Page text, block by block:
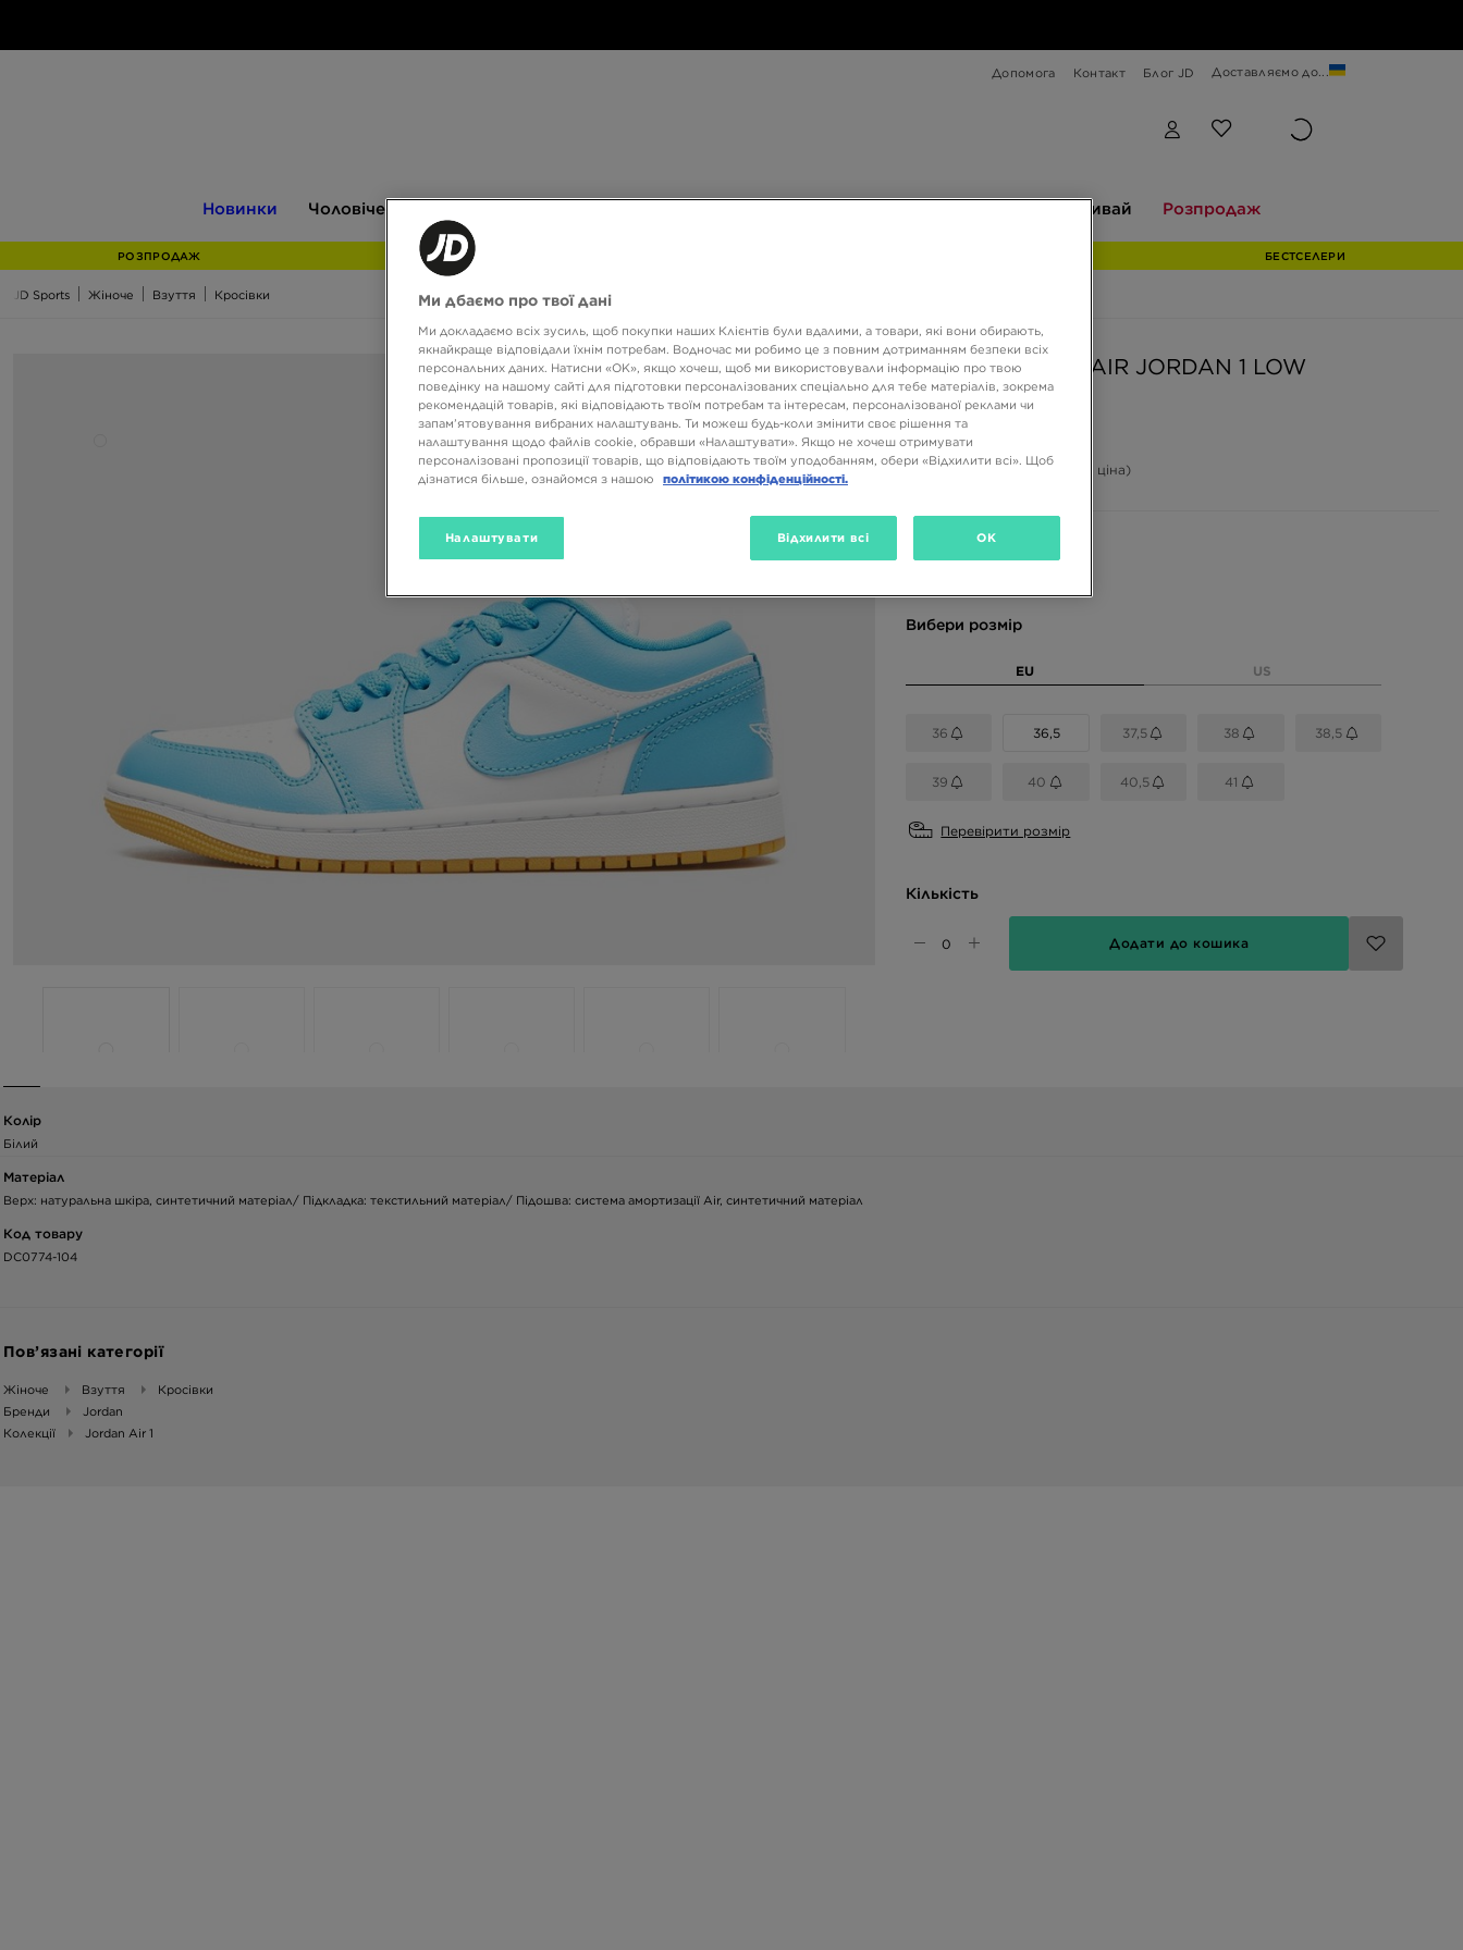
Допомога Контакт Блог JD Доставляємо до...
Новинки Чоловіче Відкривай Розпродаж
РОЗПРОДАЖ БЕСТСЕЛЕРИ
JD Sports Жіноче Взуття Кросівки
JORDAN WMNS AIR JORDAN 1 LOW
3299 ГРН
6299 ГРН -48% (Початкова ціна)
Доступні кольори
Вибери розмір
EU US
36 36,5 37,5 38 38,5
39 40 40,5 41
Перевірити розмір
Кількість
Додати до кошика
Колір
Білий
Матеріал
Верх: натуральна шкіра, синтетичний матеріал/ Підкладка: текстильний матеріал/ Підошва: система амортизації Air, синтетичний матеріал
Код товару
DC0774-104
Пов’язані категорії
Жіноче Взуття
Кросівки
Бренди
Jordan
Колекції
Jordan Air 1
Ми дбаємо про твої дані
Ми докладаємо всіх зусиль, щоб покупки наших Клієнтів були вдалими, а товари, які вони обирають,
якнайкраще відповідали їхнім потребам. Водночас ми робимо це з повним дотриманням безпеки всіх
персональних даних. Натисни «OK», якщо хочеш, щоб ми використовували інформацію про твою
поведінку на нашому сайті для підготовки персоналізованих спеціально для тебе матеріалів, зокрема
рекомендацій товарів, які відповідають твоїм потребам та інтересам, персоналізованої реклами чи
запам’ятовування вибраних налаштувань. Ти можеш будь-коли змінити своє рішення та
налаштування щодо файлів cookie, обравши «Налаштувати». Якщо не хочеш отримувати
персоналізовані пропозиції товарів, що відповідають твоїм уподобанням, обери «Відхилити всі». Щоб
дізнатися більше, ознайомся з нашою
політикою конфіденційності.
Налаштувати Відхилити всі OK